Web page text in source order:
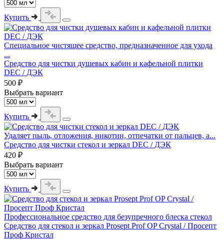
Купить
Специальное чистящее средство, предназначенное для ухода
...
Средство для чистки душевых кабин и кафельной плитки
DEC / ДЭК
500 ₽
Выбрать вариант
Купить
Удаляет пыль, отложения, никотин, отпечатки от пальцев, а...
Средство для чистки стекол и зеркал DEC / ДЭК
420 ₽
Выбрать вариант
Купить
Профессиональное средство для безупречного блеска стекол
Средство для стекол и зеркал Prosept Prof OP Crystal / Просепт
Проф Кристал